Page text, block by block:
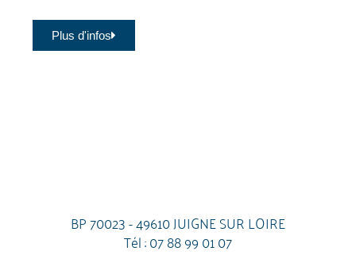
Plus d'infos
BP 70023 - 49610 JUIGNE SUR LOIRE
Tél :07 88 99 01 07